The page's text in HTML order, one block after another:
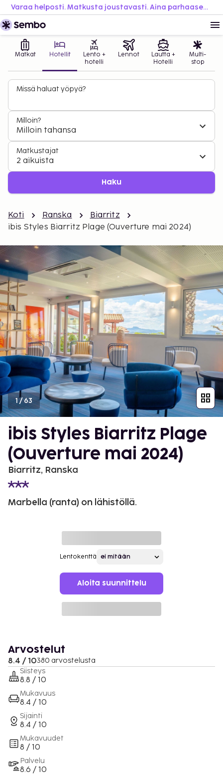
Varaa helposti. Matkusta joustavasti. Aina parhaaseen hintaan.
Matkat Hotellit
Lento +
hotelli
Lennot
Lautta +
Hotelli
Multi-
stop
Missä haluat yöpyä?
Milloin?
Milloin tahansa
Matkustajat
2 aikuista
Haku
Koti Ranska
Biarritz
ibis Styles Biarritz Plage (Ouverture mai 2024)
1/63
ibis Styles Biarritz Plage
(Ouverture mai 2024)
Biarritz, Ranska
Marbella (ranta) on lähistöllä.
Lentokenttä
Aloita suunnittelu
Arvostelut
8.4 / 10380 arvostelusta
Siisteys
8.8 / 10
Mukavuus
8.4 / 10
Sijainti
8.4 / 10
Mukavuudet
8 / 10
Palvelu
8.6 / 10